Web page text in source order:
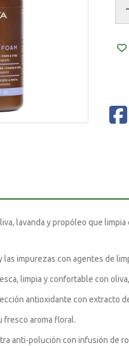
-
lavanda y propóleo que
las impurezas con agentes de
limpia y confortable con
antioxidante con extracto
fresco aroma floral.
anti-polución con infusión de